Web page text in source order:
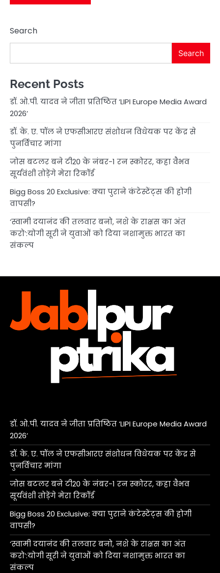
Search
Search
Recent Posts
डॉ. ओ.पी. यादव ने जीता प्रतिष्ठित ‘LIPI Europe Media Award
2026’
डॉ. के. ए. पॉल ने एफसीआरए संशोधन विधेयक पर केंद्र से
पुनर्विचार मांगा
जोस बटलर बने टी20 के नंबर-1 रन स्कोरर, कहा वैभव
सूर्यवंशी तोड़ेंगे मेरा रिकॉर्ड
Bigg Boss 20 Exclusive: क्या पुराने कंटेस्टेंट्स की होगी
वापसी?
‘स्वामी दयानंद की तलवार बनो, नशे के राक्षस का अंत
करो’:योगी सूरी ने युवाओं को दिया नशामुक्त भारत का
संकल्प
डॉ. ओ.पी. यादव ने जीता प्रतिष्ठित ‘LIPI Europe Media Award
2026’
डॉ. के. ए. पॉल ने एफसीआरए संशोधन विधेयक पर केंद्र से
पुनर्विचार मांगा
जोस बटलर बने टी20 के नंबर-1 रन स्कोरर, कहा वैभव
सूर्यवंशी तोड़ेंगे मेरा रिकॉर्ड
Bigg Boss 20 Exclusive: क्या पुराने कंटेस्टेंट्स की होगी
वापसी?
‘स्वामी दयानंद की तलवार बनो, नशे के राक्षस का अंत
करो’:योगी सूरी ने युवाओं को दिया नशामुक्त भारत का
संकल्प